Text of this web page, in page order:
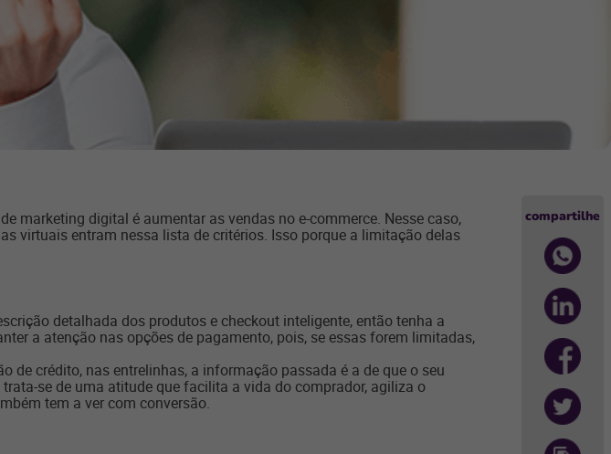
marketing digital é aumentar as vendas no e-commerce. Nesse caso,
virtuais entram nessa lista de critérios. Isso porque a limitação delas
detalhada dos produtos e checkout inteligente, então tenha a
a atenção nas opções de pagamento, pois, se essas forem limitadas,
crédito, nas entrelinhas, a informação passada é a de que o seu
se de uma atitude que facilita a vida do comprador, agiliza o
tem a ver com conversão.
compartilhe